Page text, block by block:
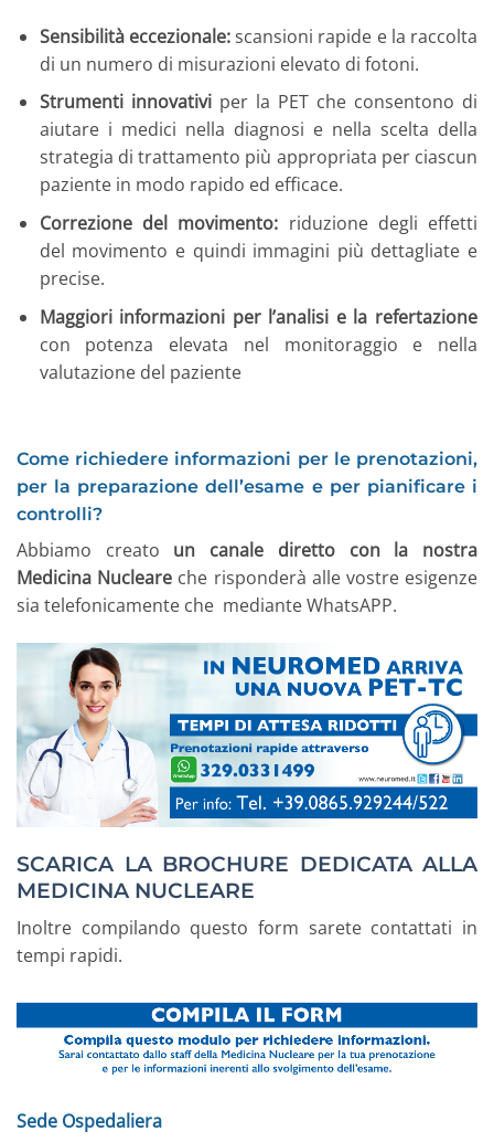
Sensibilità eccezionale:scansioni rapide e la raccolta
di un numero di misurazioni elevato di fotoni.
Strumenti innovativi per la PET che consentono di
aiutare i medici nella diagnosi e nella scelta della
strategia di trattamento più appropriata per ciascun
paziente in modo rapido ed efficace.
Correzione del movimento: riduzione degli effetti
del movimento e quindi immagini più dettagliate e
precise.
Maggiori informazioni per l’analisi e la refertazione
con potenza elevata nel monitoraggio e nella
valutazione del paziente
Come richiedere informazioni per le prenotazioni,
per la preparazione dell’esame e per pianificare i
controlli?
Abbiamo creato un canale diretto con la nostra
Medicina Nucleare che risponderà alle vostre esigenze
sia telefonicamente che mediante WhatsAPP.
SCARICA LA BROCHURE DEDICATA ALLA
MEDICINA NUCLEARE
Inoltre compilando questo form sarete contattati in
tempi rapidi.
Sede Ospedaliera